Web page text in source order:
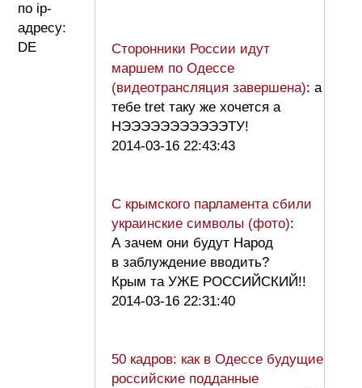
по ip-
адресу:
DE
Сторонники России идут
маршем по Одессе
(видеотрансляция завершена): а
тебе tret таку же хочется а
НЭЭЭЭЭЭЭЭЭЭЭТУ!
2014-03-16 22:43:43
С крымского парламента сбили
украинские символы (фото):
А зачем они будут Народ
в заблуждение вводить?
Крым та УЖЕ РОССИЙСКИЙ!!
2014-03-16 22:31:40
50 кадров: как в Одессе будущие
российские подданные